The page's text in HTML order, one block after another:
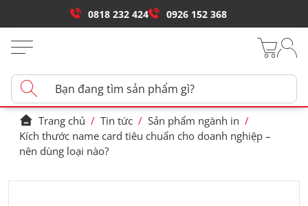
0818 232 424 0926 152 368
Trang chủ / Tin tức / Sản phẩm ngành in /
Kích thước name card tiêu chuẩn cho doanh nghiệp –
nên dùng loại nào?